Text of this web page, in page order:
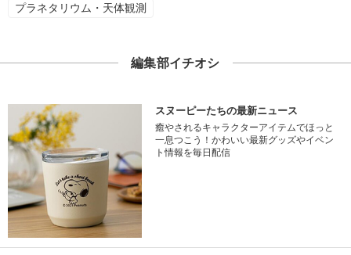
プラネタリウム・天体観測
編集部イチオシ
スヌーピーたちの最新ニュース
癒やされるキャラクターアイテムでほっと
一息つこう！かわいい最新グッズやイベン
ト情報を毎日配信